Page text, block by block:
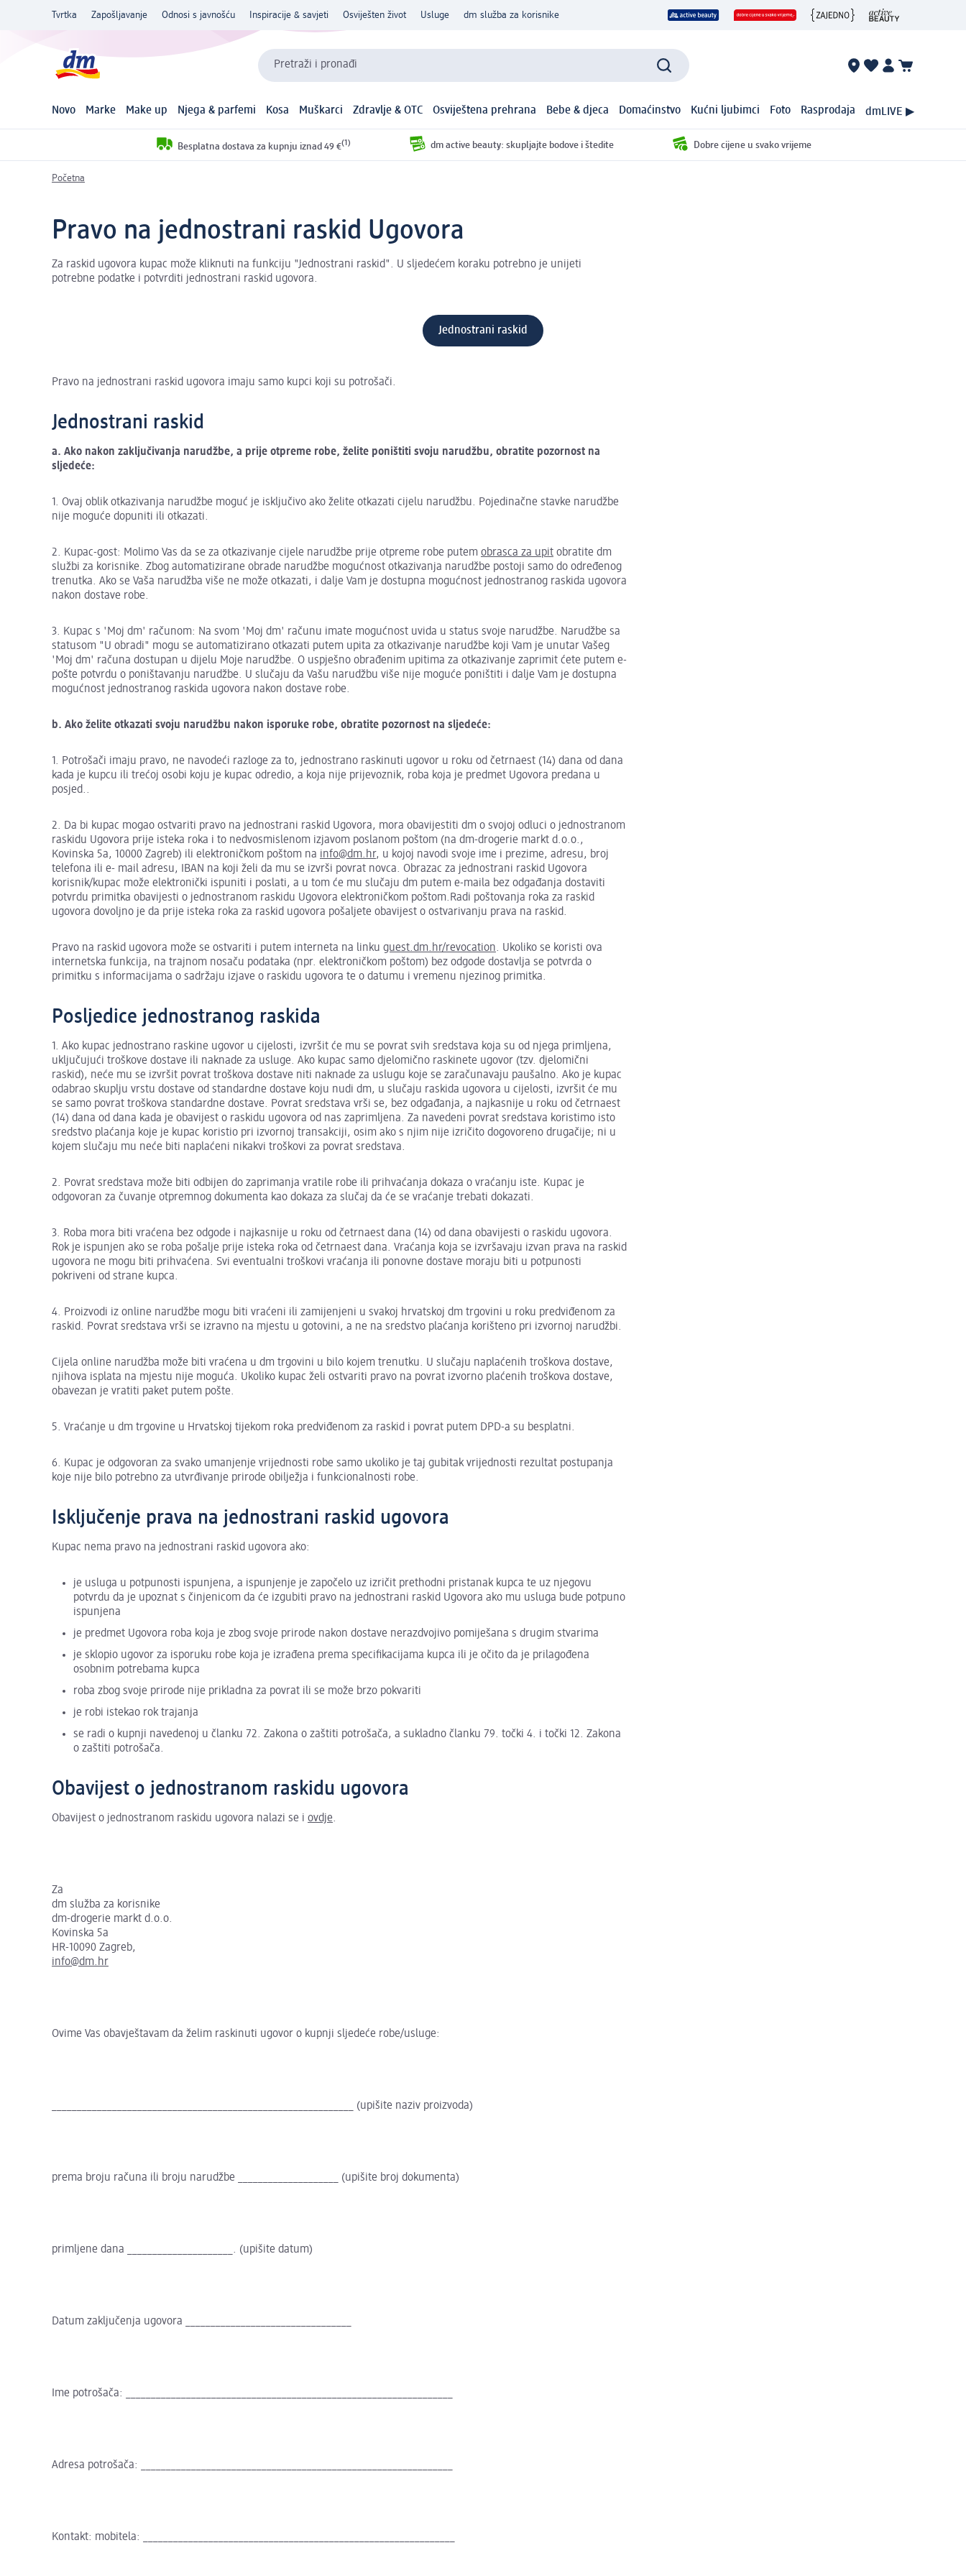
Tvrtka Zapošljavanje Odnosi s javnošću Inspiracije & savjeti Osviješten život Usluge dm služba za korisnike
Pretraži i pronađi
Novo Marke Make up Njega & parfemi Kosa Muškarci Zdravlje & OTC Osviještena prehrana Bebe & djeca Domaćinstvo Kućni ljubimci Foto Rasprodaja dmLIVE ▶
Besplatna dostava za kupnju iznad 49 €(1) dm active beauty: skupljajte bodove i štedite Dobre cijene u svako vrijeme
Početna
Pravo na jednostrani raskid Ugovora
Za raskid ugovora kupac može kliknuti na funkciju "Jednostrani raskid". U sljedećem koraku potrebno je unijeti
potrebne podatke i potvrditi jednostrani raskid ugovora.
Jednostrani raskid
Pravo na jednostrani raskid ugovora imaju samo kupci koji su potrošači.
Jednostrani raskid
a. Ako nakon zaključivanja narudžbe, a prije otpreme robe, želite poništiti svoju narudžbu, obratite pozornost na
sljedeće:
1. Ovaj oblik otkazivanja narudžbe moguć je isključivo ako želite otkazati cijelu narudžbu. Pojedinačne stavke narudžbe
nije moguće dopuniti ili otkazati.
2. Kupac-gost: Molimo Vas da se za otkazivanje cijele narudžbe prije otpreme robe putem obrasca za upit obratite dm
službi za korisnike. Zbog automatizirane obrade narudžbe mogućnost otkazivanja narudžbe postoji samo do određenog
trenutka. Ako se Vaša narudžba više ne može otkazati, i dalje Vam je dostupna mogućnost jednostranog raskida ugovora
nakon dostave robe.
3. Kupac s 'Moj dm' računom: Na svom 'Moj dm' računu imate mogućnost uvida u status svoje narudžbe. Narudžbe sa
statusom "U obradi" mogu se automatizirano otkazati putem upita za otkazivanje narudžbe koji Vam je unutar Vašeg
'Moj dm' računa dostupan u dijelu Moje narudžbe. O uspješno obrađenim upitima za otkazivanje zaprimit ćete putem e-
pošte potvrdu o poništavanju narudžbe. U slučaju da Vašu narudžbu više nije moguće poništiti i dalje Vam je dostupna
mogućnost jednostranog raskida ugovora nakon dostave robe.
b. Ako želite otkazati svoju narudžbu nakon isporuke robe, obratite pozornost na sljedeće:
1. Potrošači imaju pravo, ne navodeći razloge za to, jednostrano raskinuti ugovor u roku od četrnaest (14) dana od dana
kada je kupcu ili trećoj osobi koju je kupac odredio, a koja nije prijevoznik, roba koja je predmet Ugovora predana u
posjed..
2. Da bi kupac mogao ostvariti pravo na jednostrani raskid Ugovora, mora obavijestiti dm o svojoj odluci o jednostranom
raskidu Ugovora prije isteka roka i to nedvosmislenom izjavom poslanom poštom (na dm-drogerie markt d.o.o.,
Kovinska 5a, 10000 Zagreb) ili elektroničkom poštom na info@dm.hr, u kojoj navodi svoje ime i prezime, adresu, broj
telefona ili e- mail adresu, IBAN na koji želi da mu se izvrši povrat novca. Obrazac za jednostrani raskid Ugovora
korisnik/kupac može elektronički ispuniti i poslati, a u tom će mu slučaju dm putem e-maila bez odgađanja dostaviti
potvrdu primitka obavijesti o jednostranom raskidu Ugovora elektroničkom poštom.Radi poštovanja roka za raskid
ugovora dovoljno je da prije isteka roka za raskid ugovora pošaljete obavijest o ostvarivanju prava na raskid.
Pravo na raskid ugovora može se ostvariti i putem interneta na linku guest.dm.hr/revocation. Ukoliko se koristi ova
internetska funkcija, na trajnom nosaču podataka (npr. elektroničkom poštom) bez odgode dostavlja se potvrda o
primitku s informacijama o sadržaju izjave o raskidu ugovora te o datumu i vremenu njezinog primitka.
Posljedice jednostranog raskida
1. Ako kupac jednostrano raskine ugovor u cijelosti, izvršit će mu se povrat svih sredstava koja su od njega primljena,
uključujući troškove dostave ili naknade za usluge. Ako kupac samo djelomično raskinete ugovor (tzv. djelomični
raskid), neće mu se izvršit povrat troškova dostave niti naknade za uslugu koje se zaračunavaju paušalno. Ako je kupac
odabrao skuplju vrstu dostave od standardne dostave koju nudi dm, u slučaju raskida ugovora u cijelosti, izvršit će mu
se samo povrat troškova standardne dostave. Povrat sredstava vrši se, bez odgađanja, a najkasnije u roku od četrnaest
(14) dana od dana kada je obavijest o raskidu ugovora od nas zaprimljena. Za navedeni povrat sredstava koristimo isto
sredstvo plaćanja koje je kupac koristio pri izvornoj transakciji, osim ako s njim nije izričito dogovoreno drugačije; ni u
kojem slučaju mu neće biti naplaćeni nikakvi troškovi za povrat sredstava.
2. Povrat sredstava može biti odbijen do zaprimanja vratile robe ili prihvaćanja dokaza o vraćanju iste. Kupac je
odgovoran za čuvanje otpremnog dokumenta kao dokaza za slučaj da će se vraćanje trebati dokazati.
3. Roba mora biti vraćena bez odgode i najkasnije u roku od četrnaest dana (14) od dana obavijesti o raskidu ugovora.
Rok je ispunjen ako se roba pošalje prije isteka roka od četrnaest dana. Vraćanja koja se izvršavaju izvan prava na raskid
ugovora ne mogu biti prihvaćena. Svi eventualni troškovi vraćanja ili ponovne dostave moraju biti u potpunosti
pokriveni od strane kupca.
4. Proizvodi iz online narudžbe mogu biti vraćeni ili zamijenjeni u svakoj hrvatskoj dm trgovini u roku predviđenom za
raskid. Povrat sredstava vrši se izravno na mjestu u gotovini, a ne na sredstvo plaćanja korišteno pri izvornoj narudžbi.
Cijela online narudžba može biti vraćena u dm trgovini u bilo kojem trenutku. U slučaju naplaćenih troškova dostave,
njihova isplata na mjestu nije moguća. Ukoliko kupac želi ostvariti pravo na povrat izvorno plaćenih troškova dostave,
obavezan je vratiti paket putem pošte.
5. Vraćanje u dm trgovine u Hrvatskoj tijekom roka predviđenom za raskid i povrat putem DPD-a su besplatni.
6. Kupac je odgovoran za svako umanjenje vrijednosti robe samo ukoliko je taj gubitak vrijednosti rezultat postupanja
koje nije bilo potrebno za utvrđivanje prirode obilježja i funkcionalnosti robe.
Isključenje prava na jednostrani raskid ugovora
Kupac nema pravo na jednostrani raskid ugovora ako:
je usluga u potpunosti ispunjena, a ispunjenje je započelo uz izričit prethodni pristanak kupca te uz njegovu
potvrdu da je upoznat s činjenicom da će izgubiti pravo na jednostrani raskid Ugovora ako mu usluga bude potpuno
ispunjena
je predmet Ugovora roba koja je zbog svoje prirode nakon dostave nerazdvojivo pomiješana s drugim stvarima
je sklopio ugovor za isporuku robe koja je izrađena prema specifikacijama kupca ili je očito da je prilagođena
osobnim potrebama kupca
roba zbog svoje prirode nije prikladna za povrat ili se može brzo pokvariti
je robi istekao rok trajanja
se radi o kupnji navedenoj u članku 72. Zakona o zaštiti potrošača, a sukladno članku 79. točki 4. i točki 12. Zakona
o zaštiti potrošača.
Obavijest o jednostranom raskidu ugovora
Obavijest o jednostranom raskidu ugovora nalazi se i ovdje.
Za
dm služba za korisnike
dm-drogerie markt d.o.o.
Kovinska 5a
HR-10090 Zagreb,
info@dm.hr
Ovime Vas obavještavam da želim raskinuti ugovor o kupnji sljedeće robe/usluge:
____________________________________________________________ (upišite naziv proizvoda)
prema broju računa ili broju narudžbe ____________________ (upišite broj dokumenta)
primljene dana _____________________. (upišite datum)
Datum zaključenja ugovora _________________________________
Ime potrošača: _________________________________________________________________
Adresa potrošača: ______________________________________________________________
Kontakt: mobitela: ______________________________________________________________